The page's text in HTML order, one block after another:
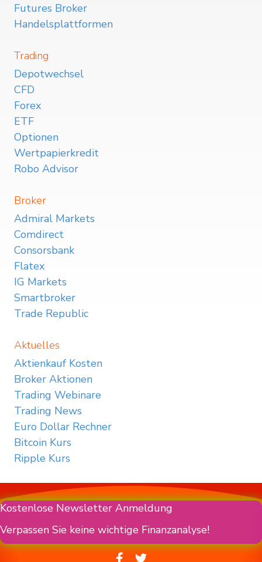
Futures Broker
Handelsplattformen
Trading
Depotwechsel
CFD
Forex
ETF
Optionen
Wertpapierkredit
Robo Advisor
Broker
Admiral Markets
Comdirect
Consorsbank
Flatex
IG Markets
Smartbroker
Trade Republic
Aktuelles
Aktienkauf Kosten
Broker Aktionen
Trading Webinare
Trading News
Euro Dollar Rechner
Bitcoin Kurs
Ripple Kurs
Kostenlose Newsletter Anmeldung
Verpassen Sie keine wichtige Finanzanalyse!